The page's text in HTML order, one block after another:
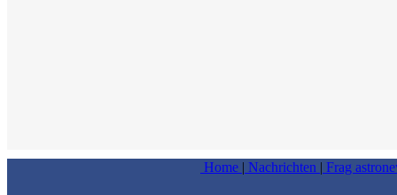
Home | Nachrichten | Frag